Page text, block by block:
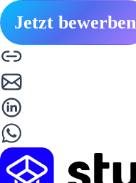
Jetzt bewerben